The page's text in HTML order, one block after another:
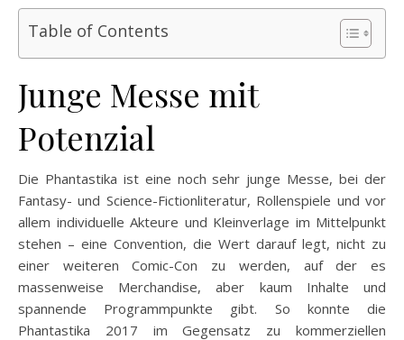
Table of Contents
Junge Messe mit
Potenzial
Die Phantastika ist eine noch sehr junge Messe, bei der
Fantasy- und Science-Fictionliteratur, Rollenspiele und vor
allem individuelle Akteure und Kleinverlage im Mittelpunkt
stehen – eine Convention, die Wert darauf legt, nicht zu
einer weiteren Comic-Con zu werden, auf der es
massenweise Merchandise, aber kaum Inhalte und
spannende Programmpunkte gibt. So konnte die
Phantastika 2017 im Gegensatz zu kommerziellen